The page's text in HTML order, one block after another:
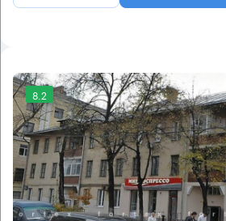
8.2